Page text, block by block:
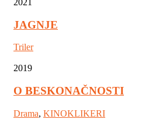
JAGNJE
Triler
2019
O BESKONAČNOSTI
Drama, KINOKLIKERI